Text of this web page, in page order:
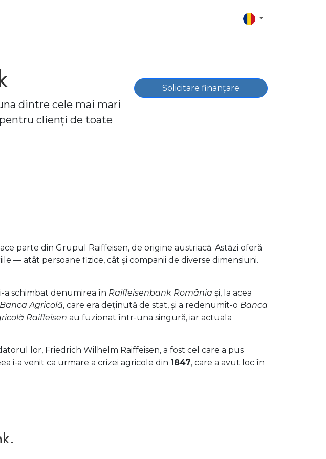
dintre cele mai mari
clienți de toate
Solicitare finanțare
parte din Grupul Raiffeisen, de origine austriacă. Astăzi oferă
— atât persoane fizice, cât și companii de diverse dimensiuni.
a schimbat denumirea în Raiffeisenbank România și, la acea
Banca Agricolă, care era deținută de stat, și a redenumit-o Banca
Raiffeisen au fuzionat într-una singură, iar actuala
lor, Friedrich Wilhelm Raiffeisen, a fost cel care a pus
i-a venit ca urmare a crizei agricole din 1847, care a avut loc în